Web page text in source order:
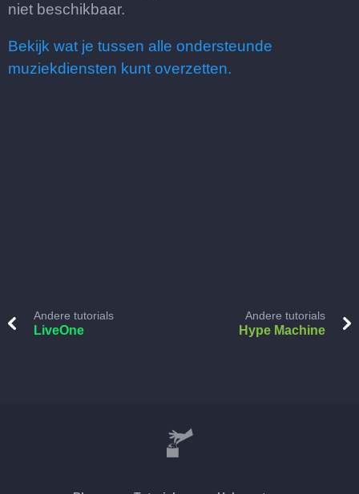
niet beschikbaar.
Bekijk wat je tussen alle ondersteunde
muziekdiensten kunt overzetten.
Andere tutorials
LiveOne
Andere tutorials
Hype Machine